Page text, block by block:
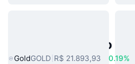
Ativos do Mundo
GoldGOLD R$ 21.893,93
0.19%